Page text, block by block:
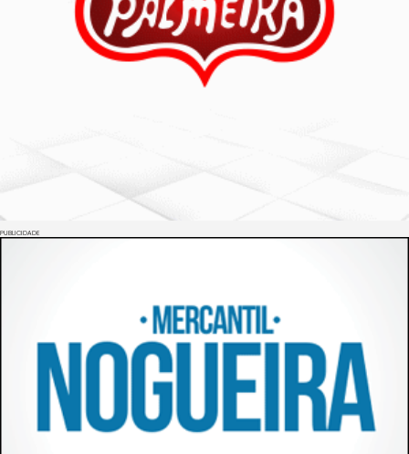
PUBLICIDADE